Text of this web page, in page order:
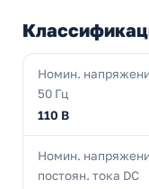
Номин.
50 Гц
110 В
Номин.
постоян. тока DC